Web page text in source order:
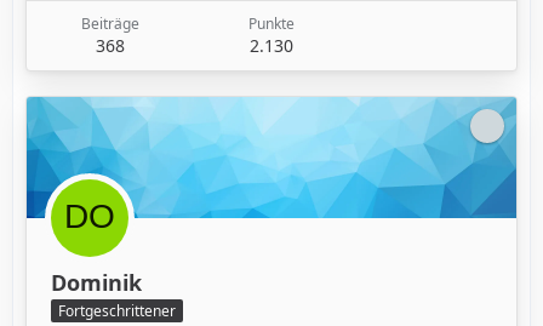
Beiträge
368
Punkte
2.130
Dominik
Fortgeschrittener